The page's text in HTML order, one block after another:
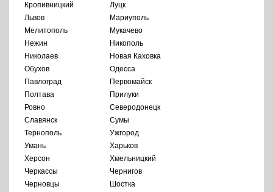
Кропивницкий
Луцк
Львов
Мариуполь
Мелитополь
Мукачево
Нежин
Никополь
Николаев
Новая Каховка
Обухов
Одесса
Павлоград
Первомайск
Полтава
Прилуки
Ровно
Северодонецк
Славянск
Сумы
Тернополь
Ужгород
Умань
Харьков
Херсон
Хмельницкий
Черкассы
Чернигов
Черновцы
Шостка